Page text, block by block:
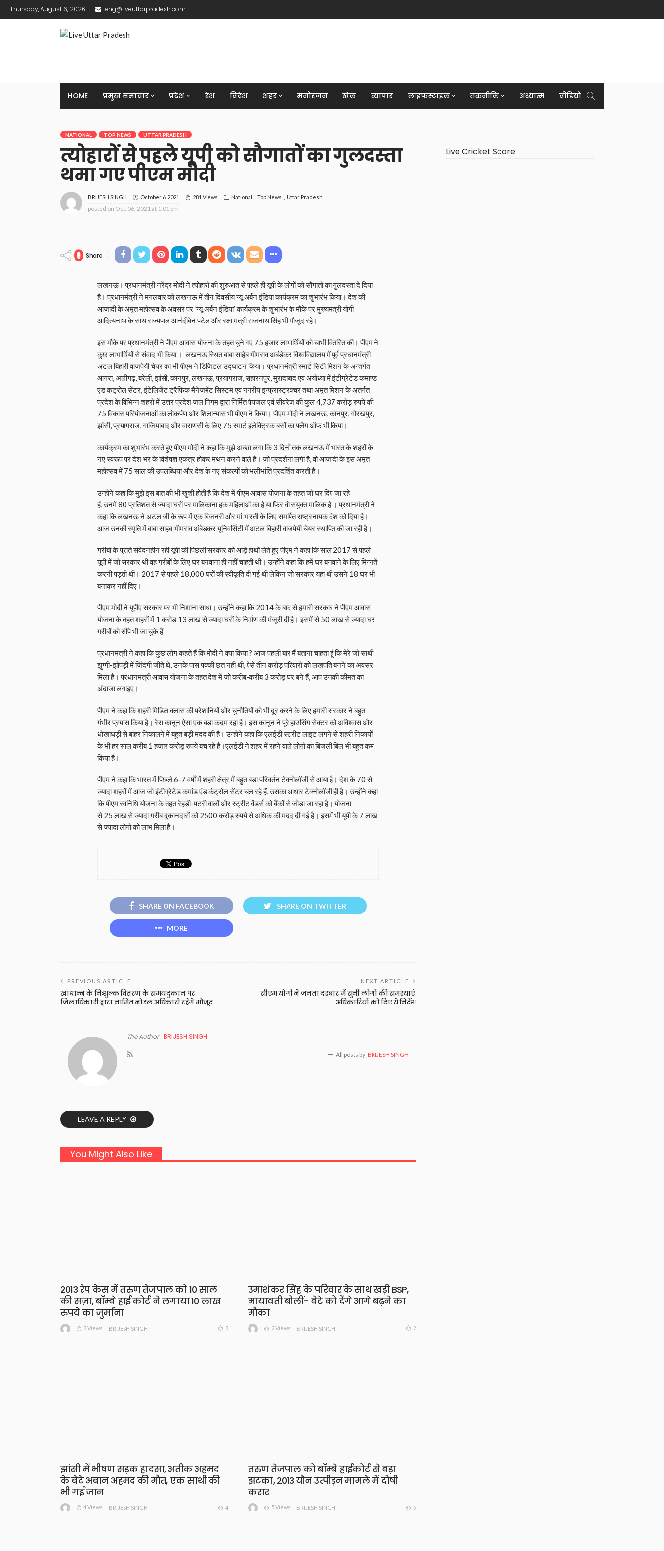
Thursday, August 6, 2026 eng@liveuttarpradesh.com
HOME प्रमुख समाचार प्रदेश देश विदेश शहर मनोरंजन खेल व्यापार लाइफस्टाइल तकनीकि अध्यात्म वीडियो
NATIONAL TOP NEWS UTTAR PRADESH
त्‍योहारों से पहले यूपी को सौगातों का गुलदस्‍ता
थमा गए पीएम मोदी
BRIJESH SINGH October 6, 2021 281 Views National Top News Uttar Pradesh
posted on Oct. 06, 2021 at 1:01 pm
0 Share
लखनऊ। प्रधानमंत्री नरेंद्र मोदी ने त्‍योहारों की शुरुआत से पहले ही यूपी के लोगों को सौगातों का गुलदस्‍ता दे दिया
है। प्रधानमंत्री ने मंगलवार को लखनऊ में तीन दिवसीय न्‍यू अर्बन इंडिया कार्यक्रम का शुभारंभ किया। देश की
आजादी के अमृत महोत्सव के अवसर पर ‘न्यू अर्बन इंडिया’ कार्यक्रम के शुभारंभ के मौके पर मुख्‍यमंत्री योगी
आदित्‍यनाथ के साथ राज्यपाल आनंदीबेन पटेल और रक्षा मंत्री राजनाथ सिंह भी मौजूद रहे।
इस मौके पर प्रधानमंत्री ने पीएम आवास योजना के तहत चुने गए 75 हजार लाभार्थियों को चाभी वितरित की। पीएम ने
कुछ लाभार्थियों से संवाद भी किया । लखनऊ स्थित बाबा साहेब भीमराव अबंडेकर विश्वविद्यालय में पूर्व प्रधानमंत्री
अटल बिहारी वाजपेयी चेयर का भी पीएम ने डिजिटल उद्घाटन किया। प्रधानमंत्री स्मार्ट सिटी मिशन के अन्तर्गत
आगरा, अलीगढ़, बरेली, झांसी, कानपुर, लखनऊ, प्रयागराज, सहारनपुर, मुरादाबाद एवं अयोध्या में इंटीग्रेटेड कमाण्ड
एंड कंट्रोल सेंटर, इंटेलिजेंट ट्रैफिक मैनेजमेंट सिस्टम एवं नगरीय इन्फ्रास्ट्रक्चर तथा अमृत मिशन के अंतर्गत
प्रदेश के विभिन्न शहरों में उत्तर प्रदेश जल निगम द्वारा निर्मित पेयजल एवं सीवरेज की कुल 4,737 करोड़ रुपये की
75 विकास परियोजनाओं का लोकर्पण और शिलान्यास भी पीएम ने किया। पीएम मोदी ने लखनऊ, कानपुर, गोरखपुर,
झांसी, प्रयागराज, गाजियाबाद और वाराणसी के लिए 75 स्मार्ट इलेक्ट्रिक बसों का फ्लैग ऑफ भी किया।
कार्यक्रम का शुभारंभ करते हुए पीएम मोदी ने कहा कि मुझे अच्छा लगा कि 3 दिनों तक लखनऊ में भारत के शहरों के
नए स्वरूप पर देश भर के विशेषज्ञ एकत्र होकर मंथन करने वाले हैं। जो प्रदर्शनी लगी है, वो आजादी के इस अमृत
महोत्सव में 75 साल की उपलब्धियां और देश के नए संकल्पों को भलीभांति प्रदर्शित करती हैं।
उन्‍होंने कहा कि मुझे इस बात की भी खुशी होती है कि देश में पीएम आवास योजना के तहत जो घर दिए जा रहे
हैं, उनमें 80 प्रतिशत से ज्यादा घरों पर मालिकाना हक महिलाओं का है या फिर वो संयुक्‍त मालिक हैं । प्रधानमंत्री ने
कहा कि लखनऊ ने अटल जी के रूप में एक विजनरी और मां भारती के लिए समर्पित राष्ट्रनायक देश को दिया है।
आज उनकी स्मृति में बाबा साहब भीमराव अंबेडकर यूनिवर्सिटी में अटल बिहारी वाजपेयी चेयर स्थापित की जा रही है।
गरीबों के प्रति संवेदनहीन रही यूपी की पिछली सरकार को आड़े हाथों लेते हुए पीएम ने कहा कि साल 2017 से पहले
यूपी में जो सरकार थी वह गरीबों के लिए घर बनवाना ही नहीं चाहती थी। उन्होंने कहा कि हमें घर बनवाने के लिए मिन्नतें
करनी पड़ती थीं। 2017 से पहले 18,000 घरों की स्वीकृति दी गई थी लेकिन जो सरकार यहां थी उसने 18 घर भी
बनाकर नहीं दिए।
पीएम मोदी ने यूपीए सरकार पर भी निशाना साधा। उन्‍होंने कहा कि 2014 के बाद से हमारी सरकार ने पीएम आवास
योजना के तहत शहरों में 1 करोड़ 13 लाख से ज्यादा घरों के निर्माण की मंजूरी दी है। इसमें से 50 लाख से ज्यादा घर
गरीबों को सौंपे भी जा चुके हैं।
प्रधानमंत्री ने कहा कि कुछ लोग कहते हैं कि मोदी ने क्या किया ? आज पहली बार मैं बताना चाहता हूं कि मेरे जो साथी
झुग्गी-झोपड़ी में जिंदगी जीते थे, उनके पास पक्की छत नहीं थी, ऐसे तीन करोड़ परिवारों को लखपति बनने का अवसर
मिला है। प्रधानमंत्री आवास योजना के तहत देश में जो करीब-करीब 3 करोड़ घर बने हैं, आप उनकी कीमत का
अंदाजा लगाइए।
पीएम ने कहा कि शहरी मिडिल क्लास की परेशानियों और चुनौतियों को भी दूर करने के लिए हमारी सरकार ने बहुत
गंभीर प्रयास किया है। रेरा कानून ऐसा एक बड़ा कदम रहा है। इस कानून ने पूरे हाउसिंग सेक्टर को अविश्वास और
धोखाधड़ी से बाहर निकालने में बहुत बड़ी मदद की है। उन्होंने कहा कि एलईडी स्ट्रीट लाइट लगने से शहरी निकायों
के भी हर साल करीब 1 हज़ार करोड़ रुपये बच रहे हैं।एलईडी ने शहर में रहने वाले लोगों का बिजली बिल भी बहुत कम
किया है।
पीएम ने कहा कि भारत में पिछले 6-7 वर्षों में शहरी क्षेत्र में बहुत बड़ा परिवर्तन टेक्नोलॉजी से आया है। देश के 70 से
ज्यादा शहरों में आज जो इंटीग्रेटेड कमांड एंड कंट्रोल सेंटर चल रहे हैं, उसका आधार टेक्नोलॉजी ही है। उन्‍होंने कहा
कि पीएम स्वनिधि योजना के तहत रेहड़ी-पटरी वालों और स्ट्रीट वेंडर्स को बैंकों से जोड़ा जा रहा है। योजना
से 25 लाख से ज्यादा गरीब दुकानदारों को 2500 करोड़ रुपये से अधिक की मदद दी गई है। इसमें भी यूपी के 7 लाख
से ज्यादा लोगों को लाभ मिला है।
SHARE ON FACEBOOK SHARE ON TWITTER
MORE
PREVIOUS ARTICLE
खाद्यान्न के निःशुल्क वितरण के समय दुकान पर
जिलाधिकारी द्वारा नामित नोडल अधिकारी रहेंगे मौजूद
NEXT ARTICLE
सीएम योगी ने जनता दरबार में सुनीं लोगों की समस्याएं,
अधिकारियों को दिए ये निर्देश
The Author BRIJESH SINGH
All posts by BRIJESH SINGH
LEAVE A REPLY
You Might Also Like
2013 रेप केस में तरुण तेजपाल को 10 साल
की सज़ा, बॉम्बे हाई कोर्ट ने लगाया 10 लाख
रुपये का जुर्माना
3 Views BRIJESH SINGH 3
उमाशंकर सिंह के परिवार के साथ खड़ी BSP,
मायावती बोलीं- बेटे को देंगे आगे बढ़ने का
मौका
2 Views BRIJESH SINGH 2
झांसी में भीषण सड़क हादसा, अतीक अहमद
के बेटे अबान अहमद की मौत, एक साथी की
भी गई जान
4 Views BRIJESH SINGH 4
तरुण तेजपाल को बॉम्बे हाईकोर्ट से बड़ा
झटका, 2013 यौन उत्पीड़न मामले में दोषी
करार
5 Views BRIJESH SINGH 5
Live Cricket Score